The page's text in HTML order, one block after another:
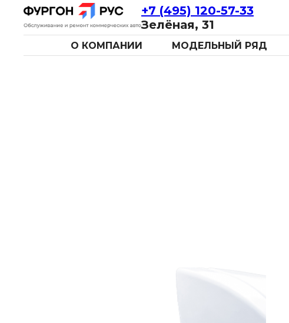
+7 (495) 120-57-33
Зелёная, 31
О КОМПАНИИ МОДЕЛЬНЫЙ РЯД